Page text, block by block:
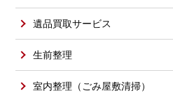
遺品買取サービス
生前整理
室内整理（ごみ屋敷清掃）